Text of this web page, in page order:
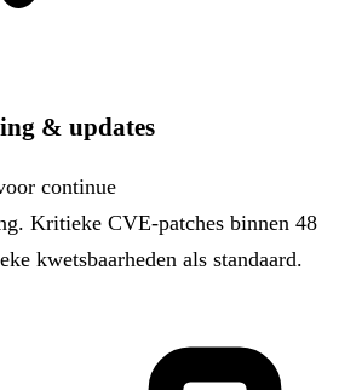
& updates
continue
Kritieke CVE-patches binnen 48
kwetsbaarheden als standaard.